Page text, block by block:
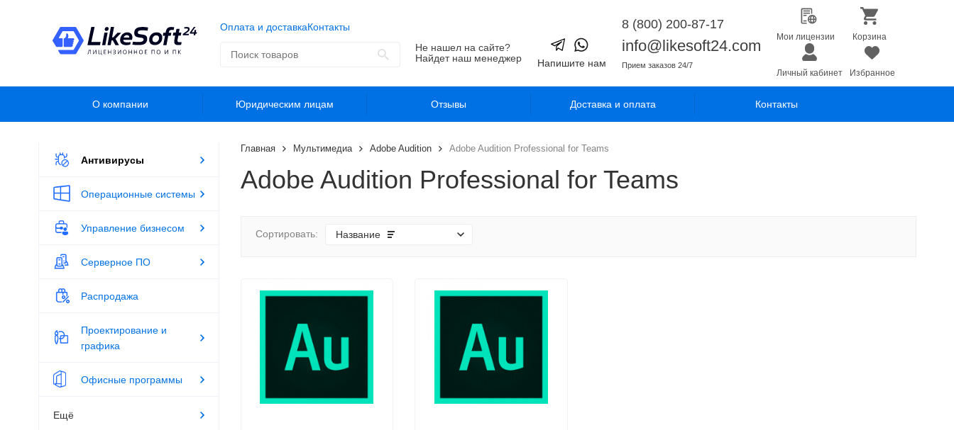
Оплата и доставкаКонтакты
Не нашел на сайте?
Найдет наш менеджер
Напишите нам
8 (800) 200-87-17
info@likesoft24.com
Прием заказов 24/7
Мои лицензии Корзина
Личный кабинет Избранное
О компании Юридическим лицам Отзывы Доставка и оплата Контакты
Главная Мультимедиа Adobe Audition Adobe Audition Professional for Teams
Adobe Audition Professional for Teams
Сортировать: Название
Антивирусы
Операционные системы
Управление бизнесом
Серверное ПО
Распродажа
Проектирование и
графика
Офисные программы
Ещё